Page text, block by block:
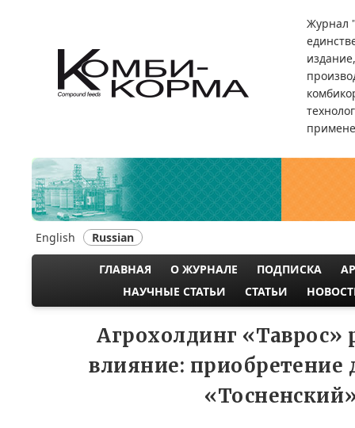
Журнал
English Russian
NAVIGATION
ГЛАВНАЯ О ЖУРНАЛЕ ПОДПИСКА
НАУЧНЫЕ СТАТЬИ
СТАТЬИ
Агрохолдинг «Таврос»
влияние: